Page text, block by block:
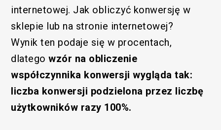
internetowej. Jak obliczyć konwersję w
sklepie lub na stronie internetowej?
Wynik ten podaje się w procentach,
dlategowzór na obliczenie
współczynnika konwersji wygląda tak:
liczba konwersji podzielona przez liczbę
użytkowników razy 100%.